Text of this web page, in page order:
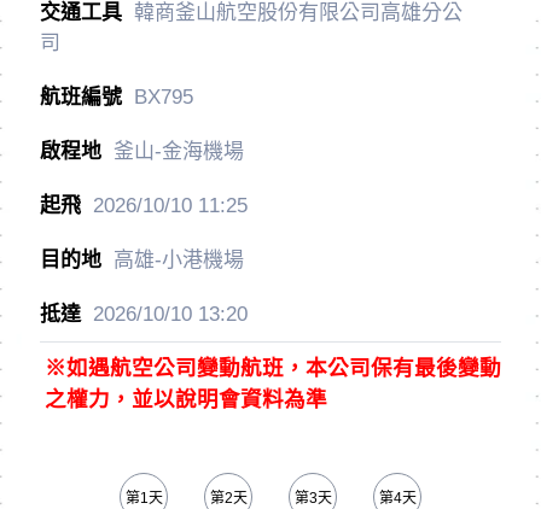
韓商釜山航空股份有限公司高雄分公
司
BX795
釜山-金海機場
2026/10/1011:25
高雄-小港機場
2026/10/1013:20
※如遇航空公司變動航班，本公司保有最後變動
之權力，並以說明會資料為準
第1天 第2天 第3天 第4天